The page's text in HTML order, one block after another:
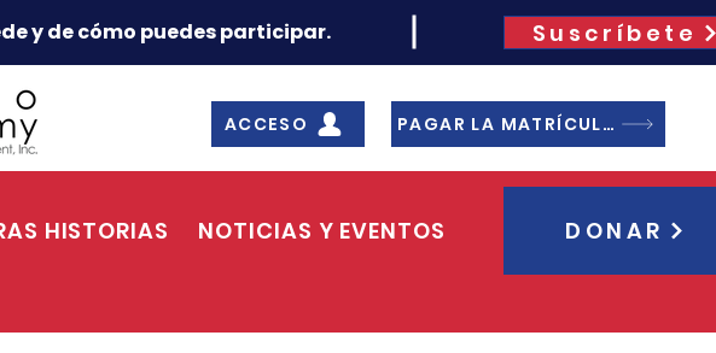
y de cómo puedes participar. Suscríbete
HISTORIAS NOTICIAS Y EVENTOS DONAR
ACCESO PAGAR LA MATRÍCULA